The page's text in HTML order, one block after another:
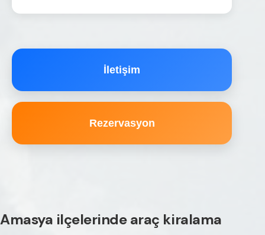
İletişim
Rezervasyon
Amasya ilçelerinde araç kiralama